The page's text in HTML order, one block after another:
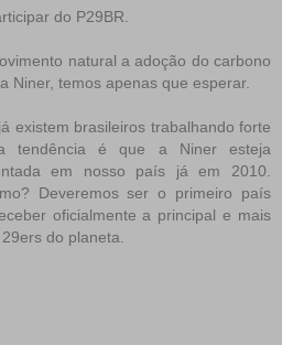
do P29BR.
natural a adoção do carbono
Niner, temos apenas que esperar.
existem brasileiros trabalhando forte
tendência é que a Niner esteja
em nosso país já em 2010.
Deveremos ser o primeiro país
oficialmente a principal e mais
do planeta.